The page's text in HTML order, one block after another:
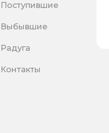
Поступившие
Выбывшие
Радуга
Контакты